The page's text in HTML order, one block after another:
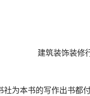
业法律法
为本书的写作出书都